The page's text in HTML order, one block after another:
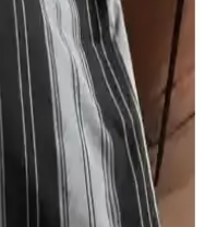
kalite, konfor ve kullanıcı
ve polyester karışımlı
kullanıcı yorumlarıyla ilgili
Saten Nevresim
Konforu
%20 polyester içeriğiyle
uyku ve zarif dekorasyon